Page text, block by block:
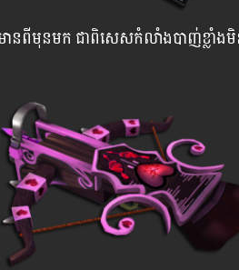
មានពីមុនមក ជាពិសេសកំលាំងបាញ់ខ្លាំ